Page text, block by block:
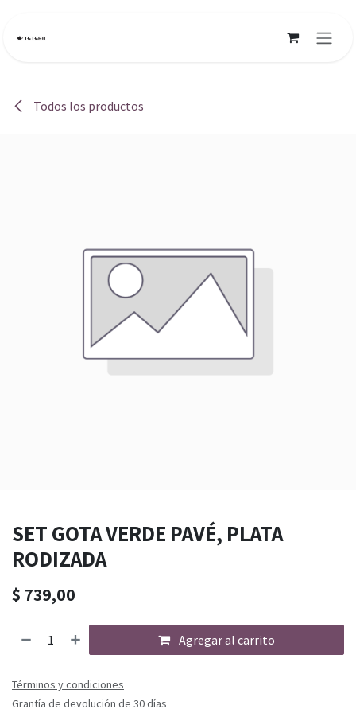
Todos los productos
SET GOTA VERDE PAVÉ, PLATA
RODIZADA
$ 739,00
Agregar al carrito
Términos y condiciones
Grantía de devolución de 30 días